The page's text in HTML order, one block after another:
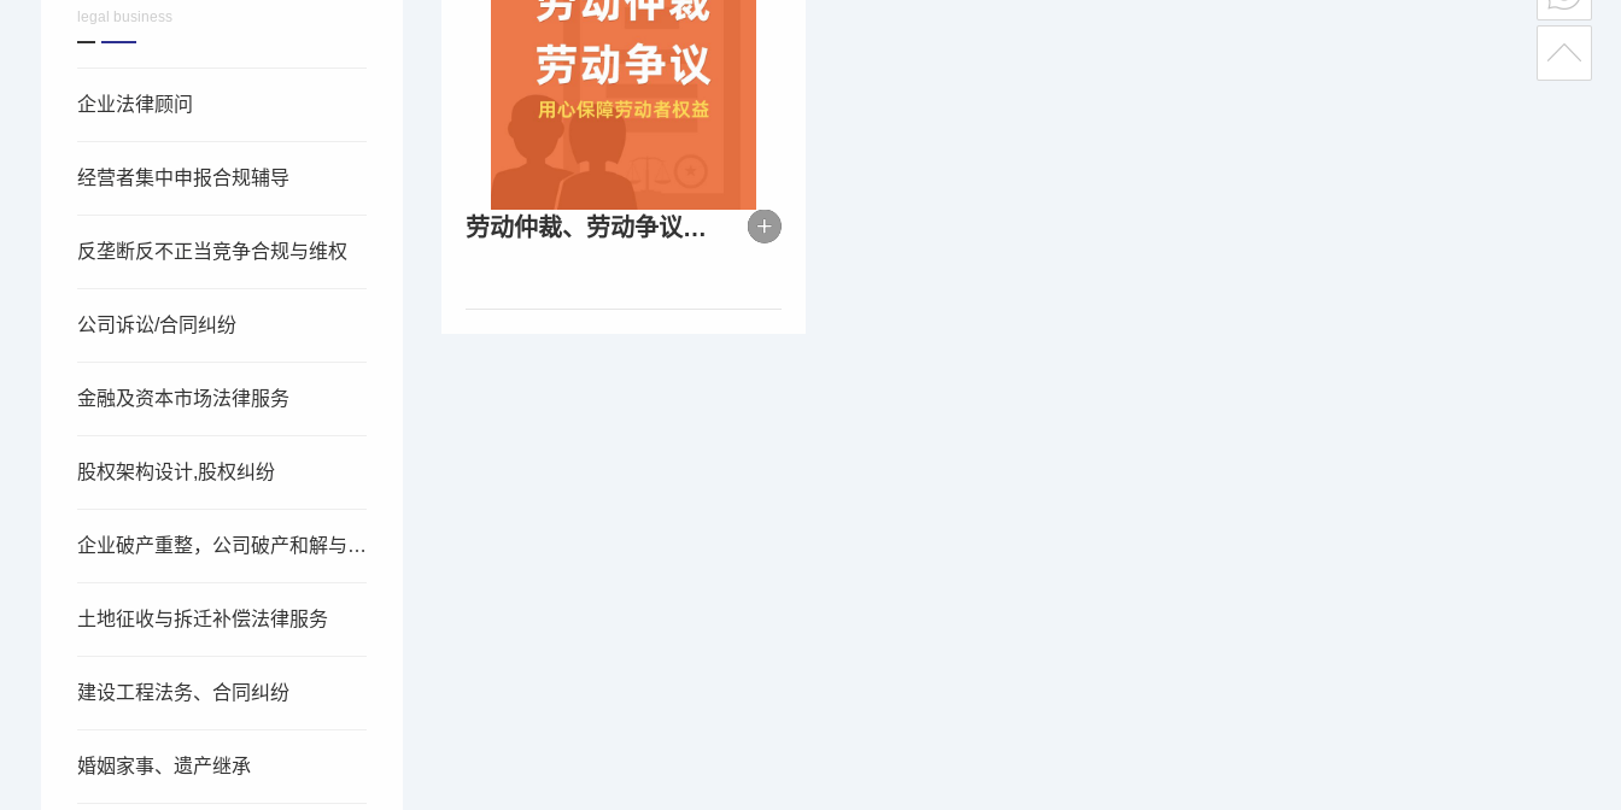
legal business
企业法律顾问
经营者集中申报合规辅导
反垄断反不正当竞争合规与维权
公司诉讼/合同纠纷
金融及资本市场法律服务
股权架构设计,股权纠纷
企业破产重整，公司破产和解与清算
土地征收与拆迁补偿法律服务
建设工程法务、合同纠纷
婚姻家事、遗产继承
劳动仲裁、劳动争议、劳动合同